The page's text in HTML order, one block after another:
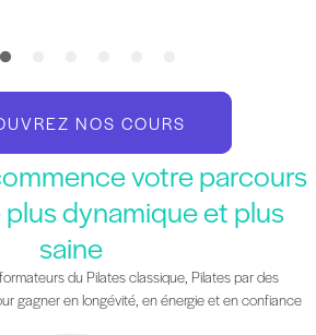
NOS COURS
votre parcours
dynamique et plus
saine
du Pilates classique, Pilates par des
gagner en longévité, en énergie et en confiance